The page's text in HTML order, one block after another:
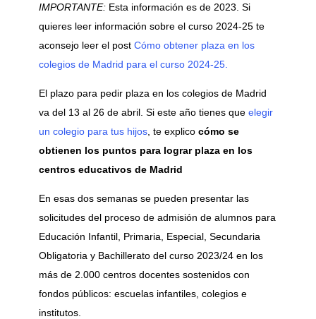
IMPORTANTE: Esta información es de 2023. Si
quieres leer información sobre el curso 2024-25 te
aconsejo leer el post Cómo obtener plaza en los
colegios de Madrid para el curso 2024-25.
El plazo para pedir plaza en los colegios de Madrid
va del 13 al 26 de abril. Si este año tienes queelegir
un colegio para tus hijos, te explico cómo se
obtienen los puntos para lograr plaza en los
centros educativos de Madrid
En esas dos semanas se pueden presentar las
solicitudes del proceso de admisión de alumnos para
Educación Infantil, Primaria, Especial, Secundaria
Obligatoria y Bachillerato del curso 2023/24 en los
más de 2.000 centros docentes sostenidos con
fondos públicos: escuelas infantiles, colegios e
institutos.